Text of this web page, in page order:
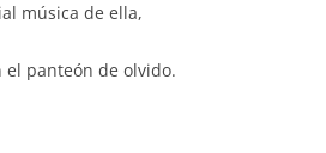
música de ella,
el panteón de olvido.